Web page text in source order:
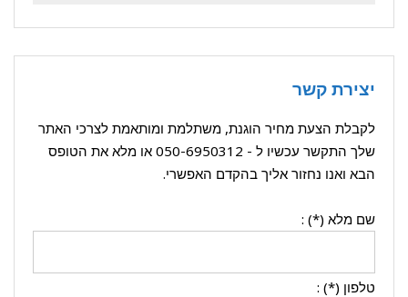
יצירת קשר
לקבלת הצעת מחיר הוגנת, משתלמת ומותאמת לצרכי האתר
שלך התקשר עכשיו ל - 050-6950312 או מלא את הטופס
הבא ואנו נחזור אליך בהקדם האפשרי.
שם מלא (*) :
טלפון (*) :